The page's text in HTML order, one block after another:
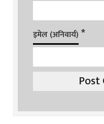
इमेल (अनिवार्य) *